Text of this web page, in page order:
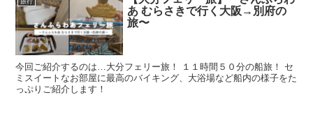
あ むらさきで行く大阪→別府の
旅〜
今回ご紹介するのは…大分フェリー旅！ １１時間５０分の船旅！ セ
ミスイートなお部屋に最高のバイキング、大浴場など船内の様子をた
っぷりご紹介します！